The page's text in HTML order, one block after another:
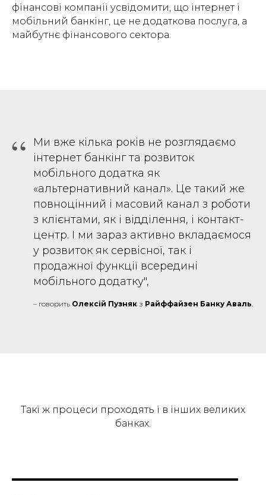
фінансові компанії усвідомити, що інтернет і
мобільний банкінг, це не додаткова послуга, а
майбутнє фінансового сектора.
“
Ми вже кілька років не розглядаємо
інтернет банкінг та розвиток
мобільного додатка як
«альтернативний канал». Це такий же
повноцінний і масовий канал з роботи
з клієнтами, як і відділення, і контакт-
центр. І ми зараз активно вкладаємося
у розвиток як сервісної, так і
продажної функції всередині
мобільного додатку",
– говорить Олексій Пузняк з Райффайзен Банку Аваль.
Такі ж процеси проходять і в інших великих
банках.